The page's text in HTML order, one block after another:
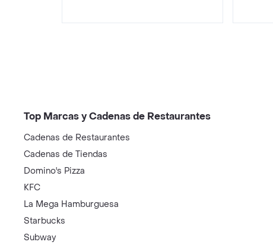
Top Marcas y Cadenas de Restaurantes
Cadenas de Restaurantes
Cadenas de Tiendas
Domino's Pizza
KFC
La Mega Hamburguesa
Starbucks
Subway